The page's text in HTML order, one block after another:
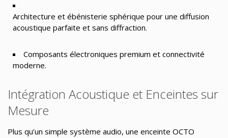
Architecture et ébénisterie sphérique pour une diffusion
acoustique parfaite et sans diffraction.
Composants électroniques premium et connectivité
moderne.
Intégration Acoustique et Enceintes sur
Mesure
Plus qu’un simple système audio, une enceinte OCTO